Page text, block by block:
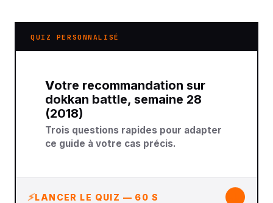
QUIZ PERSONNALISÉ
Votre recommandation sur
dokkan battle, semaine 28
(2018)
Trois questions rapides pour adapter
ce guide à votre cas précis.
LANCER LE QUIZ — 60 S